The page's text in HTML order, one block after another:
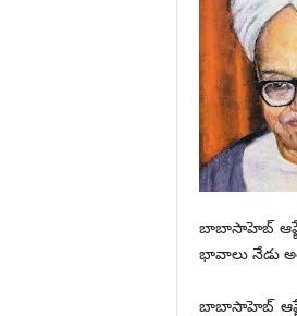
బాబాసాహెబ్‌ ఆప్టే
భావాలు నేడు
బాబాసాహెబ్‌